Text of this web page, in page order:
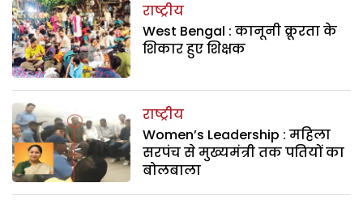
राष्ट्रीय
West Bengal : कानूनी क्रूरता के
शिकार हुए शिक्षक
राष्ट्रीय
Women’s Leadership : महिला
सरपंच से मुख्यमंत्री तक पतियों का
बोलबाला